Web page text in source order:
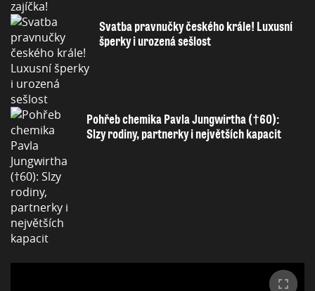
Svatba pravnučky českého krále! Luxusní
šperky i urozená sešlost
Pohřeb chemika Pavla Jungwirtha (†60):
Slzy rodiny, partnerky i největších kapacit